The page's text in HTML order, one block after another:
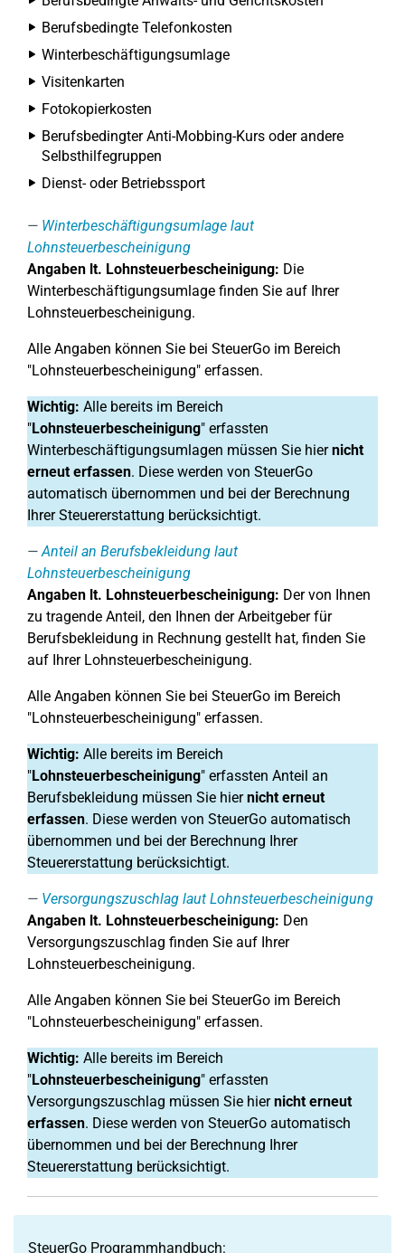
Berufsbedingte Telefonkosten
Winterbeschäftigungsumlage
Visitenkarten
Fotokopierkosten
Berufsbedingter Anti-Mobbing-Kurs oder andere
Selbsthilfegruppen
Dienst- oder Betriebssport
Winterbeschäftigungsumlage laut
Lohnsteuerbescheinigung
Angaben lt. Lohnsteuerbescheinigung: Die
Winterbeschäftigungsumlage finden Sie auf Ihrer
Lohnsteuerbescheinigung.
Alle Angaben können Sie bei SteuerGo im Bereich
"Lohnsteuerbescheinigung" erfassen.
Wichtig: Alle bereits im Bereich
"Lohnsteuerbescheinigung" erfassten
Winterbeschäftigungsumlagen müssen Sie hiernicht
erneut erfassen. Diese werden von SteuerGo
automatisch übernommen und bei der Berechnung
Ihrer Steuererstattung berücksichtigt.
Anteil an Berufsbekleidung laut
Lohnsteuerbescheinigung
Angaben lt. Lohnsteuerbescheinigung: Der von Ihnen
zu tragende Anteil, den Ihnen der Arbeitgeber für
Berufsbekleidung in Rechnung gestellt hat, finden Sie
auf Ihrer Lohnsteuerbescheinigung.
Alle Angaben können Sie bei SteuerGo im Bereich
"Lohnsteuerbescheinigung" erfassen.
Wichtig: Alle bereits im Bereich
"Lohnsteuerbescheinigung" erfassten Anteil an
Berufsbekleidung müssen Sie hiernicht erneut
erfassen. Diese werden von SteuerGo automatisch
übernommen und bei der Berechnung Ihrer
Steuererstattung berücksichtigt.
Versorgungszuschlag laut Lohnsteuerbescheinigung
Angaben lt. Lohnsteuerbescheinigung: Den
Versorgungszuschlag finden Sie auf Ihrer
Lohnsteuerbescheinigung.
Alle Angaben können Sie bei SteuerGo im Bereich
"Lohnsteuerbescheinigung" erfassen.
Wichtig: Alle bereits im Bereich
"Lohnsteuerbescheinigung" erfassten
Versorgungszuschlag müssen Sie hiernicht erneut
erfassen. Diese werden von SteuerGo automatisch
übernommen und bei der Berechnung Ihrer
Steuererstattung berücksichtigt.
SteuerGo Programmhandbuch: